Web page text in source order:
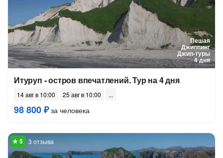
Пешая
Джиппинг
Джип-туры
4 дня
Итуруп - остров впечатлений. Тур на 4 дня
14 авг в 10:00 25 авг в 10:00
98 800 ₽за человека
3 отзыва